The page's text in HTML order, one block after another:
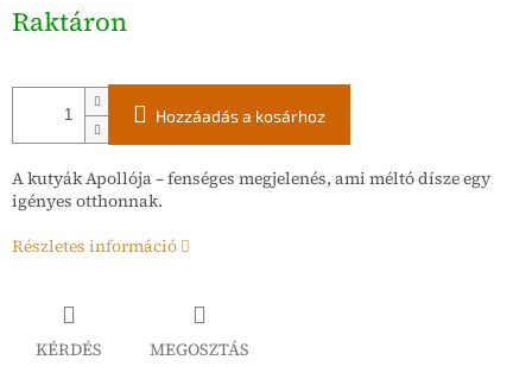
Raktáron
Hozzáadás a kosárhoz
A kutyák Apollója – fenséges megjelenés, ami méltó dísze egy
igényes otthonnak.
Részletes információ
KÉRDÉS MEGOSZTÁS